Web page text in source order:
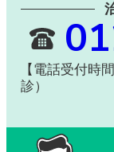
【電話受付時
診）